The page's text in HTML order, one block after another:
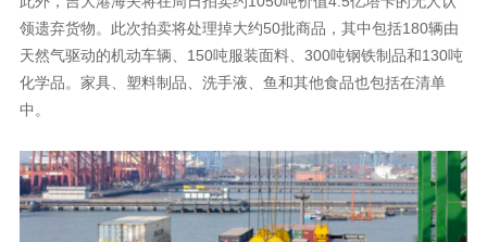
领遗弃货物。此次拍卖将处理掉大约50批商品，其中包括180辆由
天然气驱动的机动车辆、150吨服装面料、300吨钢铁制品和130吨
化学品。家具、塑料制品、洗手液、鱼和其他食品也包括在清单
中。